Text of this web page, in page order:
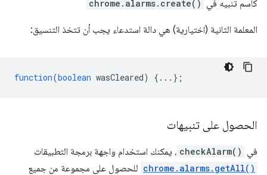
كاسم تنبيه في chrome.alarms.create()
المعلمة الثانية (اختيارية) هي دالة استدعاء يجب أن تتخذ التنسيق:
function(boolean wasCleared) {...};
الحصول على تنبيهات
في checkAlarm() ، يمكنك استخدام واجهة برمجة التطبيقات
chrome.alarms.getAll() للحصول على مجموعة من جميع